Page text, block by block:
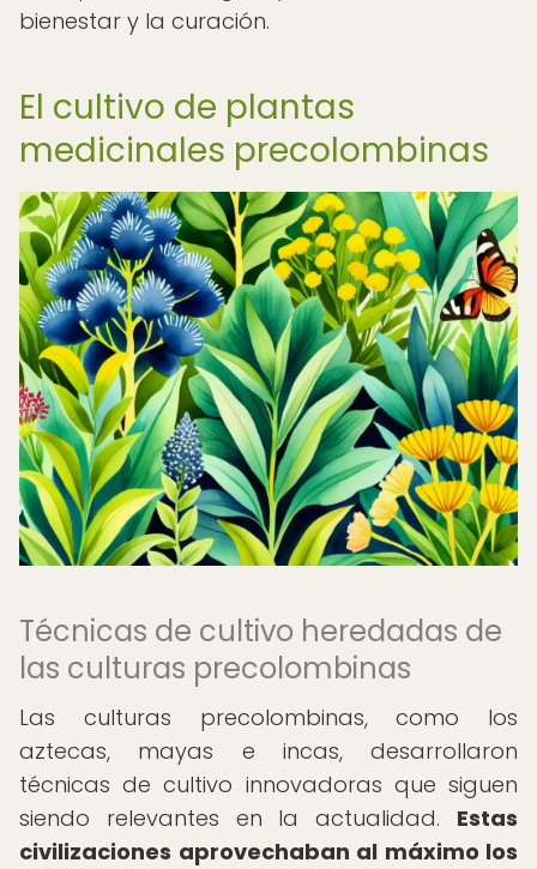
bienestar y la curación.
El cultivo de plantas
medicinales precolombinas
Técnicas de cultivo heredadas de
las culturas precolombinas
Las culturas precolombinas, como los
aztecas, mayas e incas, desarrollaron
técnicas de cultivo innovadoras que siguen
siendo relevantes en la actualidad. Estas
civilizaciones aprovechaban al máximo los